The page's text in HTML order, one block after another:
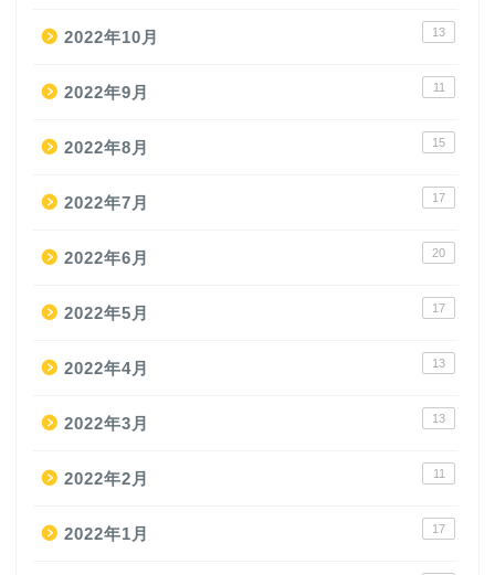
2022年10月 13
2022年9月 11
2022年8月 15
2022年7月 17
2022年6月 20
2022年5月 17
2022年4月 13
2022年3月 13
2022年2月 11
2022年1月 17